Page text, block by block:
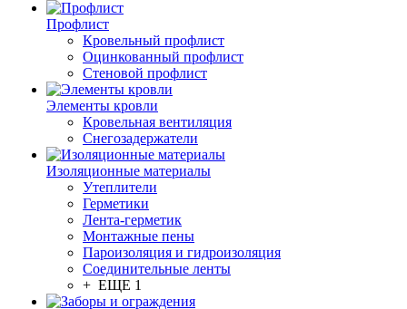
Профлист
Кровельный профлист
Оцинкованный профлист
Стеновой профлист
Элементы кровли
Кровельная вентиляция
Снегозадержатели
Изоляционные материалы
Утеплители
Герметики
Лента-герметик
Монтажные пены
Пароизоляция и гидроизоляция
Соединительные ленты
+ ЕЩЕ 1